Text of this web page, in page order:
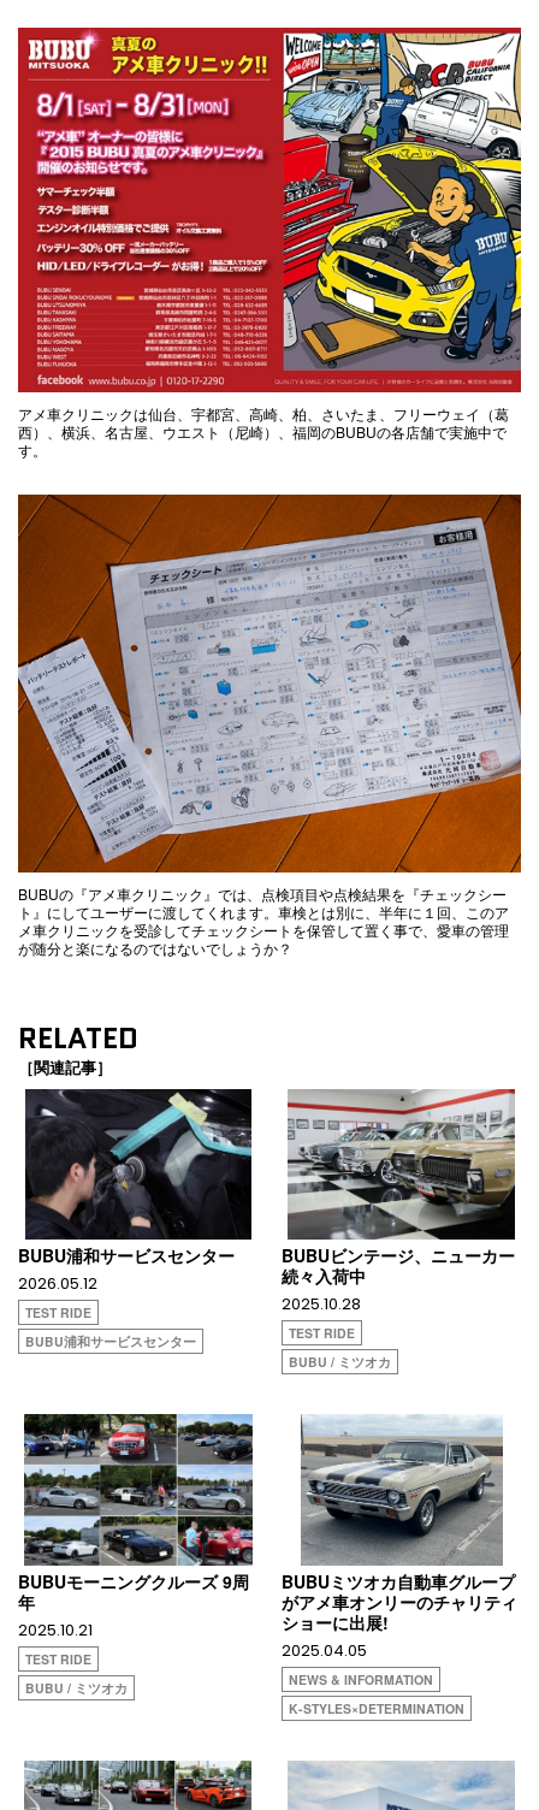
アメ車クリニックは仙台、宇都宮、高崎、柏、さいたま、フリーウェイ（葛
西）、横浜、名古屋、ウエスト（尼崎）、福岡のBUBUの各店舗で実施中で
す。
BUBUの『アメ車クリニック』では、点検項目や点検結果を『チェックシー
ト』にしてユーザーに渡してくれます。車検とは別に、半年に１回、このア
メ車クリニックを受診してチェックシートを保管して置く事で、愛車の管理
が随分と楽になるのではないでしょうか？
RELATED
［関連記事］
BUBU浦和サービスセンター
2026.05.12
TEST RIDE
BUBU浦和サービスセンター
BUBUビンテージ、ニューカー
続々入荷中
2025.10.28
TEST RIDE
BUBU / ミツオカ
BUBUモーニングクルーズ 9周
年
2025.10.21
TEST RIDE
BUBU / ミツオカ
BUBUミツオカ自動車グループ
がアメ車オンリーのチャリティ
ショーに出展!
2025.04.05
NEWS & INFORMATION
K-STYLES×DETERMINATION